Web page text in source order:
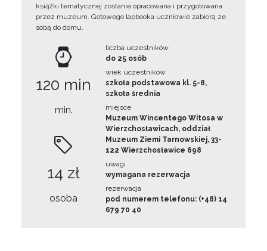
książki tematycznej zostanie opracowana i przygotowana
przez muzeum. Gotowego lapbooka uczniowie zabiorą ze
sobą do domu.
120 min
min.
14 zł
osoba
liczba uczestników
do 25 osób
wiek uczestników
szkoła podstawowa kl. 5-8,
szkoła średnia
miejsce
Muzeum Wincentego Witosa w
Wierzchosławicach, oddział
Muzeum Ziemi Tarnowskiej, 33-
122 Wierzchosławice 698
uwagi
wymagana rezerwacja
rezerwacja
pod numerem telefonu: (+48) 14
679 70 40